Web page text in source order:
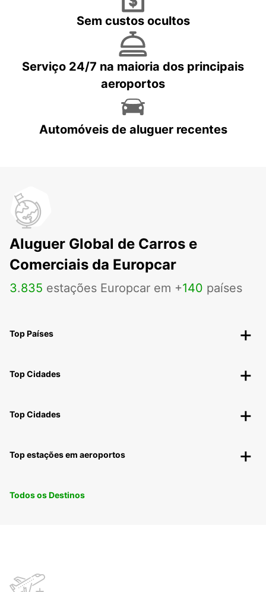
Sem custos ocultos
Serviço 24/7 na maioria dos principais
aeroportos
Automóveis de aluguer recentes
Aluguer Global de Carros e
Comerciais da Europcar
3.835 estações Europcar em +140 países
Top Países
Top Cidades
Top Cidades
Top estações em aeroportos
Todos os Destinos